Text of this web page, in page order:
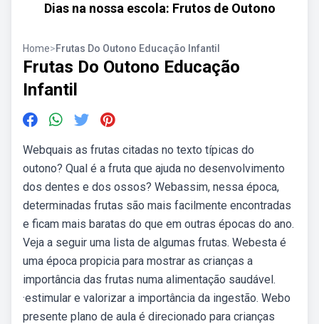
Dias na nossa escola: Frutos de Outono
Home>Frutas Do Outono Educação Infantil
Frutas Do Outono Educação
Infantil
Webquais as frutas citadas no texto típicas do
outono? Qual é a fruta que ajuda no desenvolvimento
dos dentes e dos ossos? Webassim, nessa época,
determinadas frutas são mais facilmente encontradas
e ficam mais baratas do que em outras épocas do ano.
Veja a seguir uma lista de algumas frutas. Webesta é
uma época propicia para mostrar as crianças a
importância das frutas numa alimentação saudável.
·estimular e valorizar a importância da ingestão. Webo
presente plano de aula é direcionado para crianças